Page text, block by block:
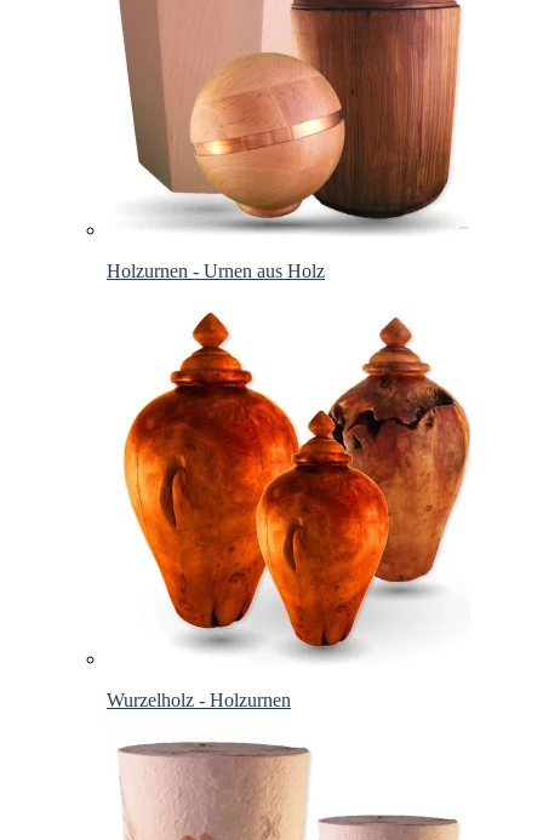
Holzurnen - Urnen aus Holz
Wurzelholz - Holzurnen